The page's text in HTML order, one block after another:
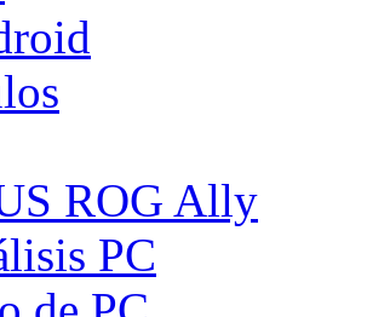
ROG Ally
PC